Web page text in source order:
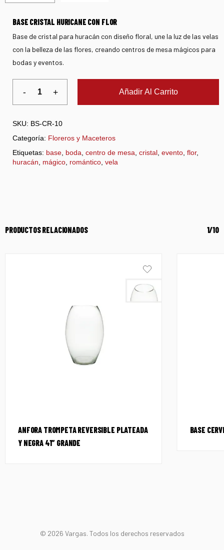
BASE CRISTAL HURICANE CON FLOR
Base de cristal para huracán con diseño floral, une la luz de las velas
con la belleza de las flores, creando centros de mesa mágicos para
bodas y eventos.
Añadir Al Carrito
SKU: BS-CR-10
Categoría: Floreros y Maceteros
Etiquetas: base boda centro de mesa cristal evento flor,
huracán
mágico romántico vela
PRODUCTOS RELACIONADOS 1/10
ANFORA TROMPETA REVERSIBLE PLATEADA
Y NEGRA 41″ GRANDE
BASE
© 2026 Vargas. Todos los derechos reservados